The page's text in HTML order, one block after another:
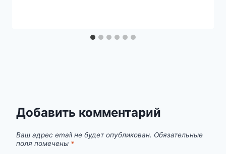
Добавить комментарий
Ваш адрес email не будет опубликован. Обязательные
поля помечены *